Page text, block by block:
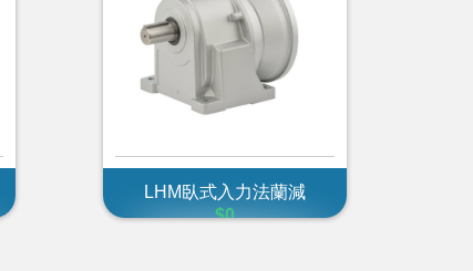
LHM臥式入力法蘭減
$0